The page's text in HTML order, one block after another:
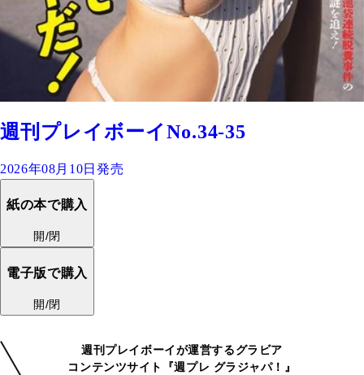
週刊プレイボーイNo.34-35
2026年08月10日発売
紙の本で購入
開/閉
電子版で購入
開/閉
週刊プレイボーイが運営するグラビア
コンテンツサイト『週プレ グラジャパ！』